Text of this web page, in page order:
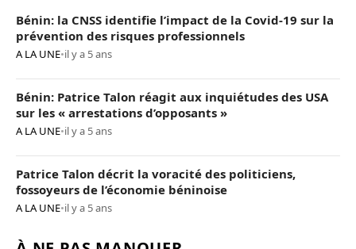
Bénin: la CNSS identifie l’impact de la Covid-19 sur la
prévention des risques professionnels
A LA UNE•il y a 5 ans
Bénin: Patrice Talon réagit aux inquiétudes des USA
sur les « arrestations d’opposants »
A LA UNE•il y a 5 ans
Patrice Talon décrit la voracité des politiciens,
fossoyeurs de l’économie béninoise
A LA UNE•il y a 5 ans